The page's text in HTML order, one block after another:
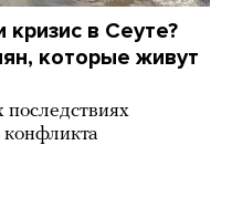
в Сеуте?
которые живут